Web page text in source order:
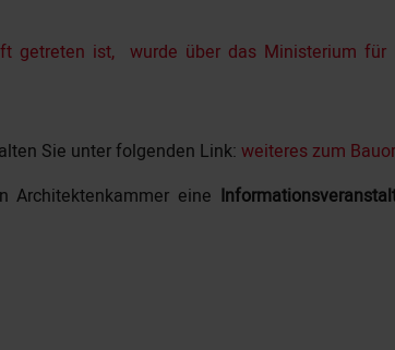
getreten ist, wurde über das Ministerium für
Sie unter folgenden Link: weiteres zum
Architektenkammer eine